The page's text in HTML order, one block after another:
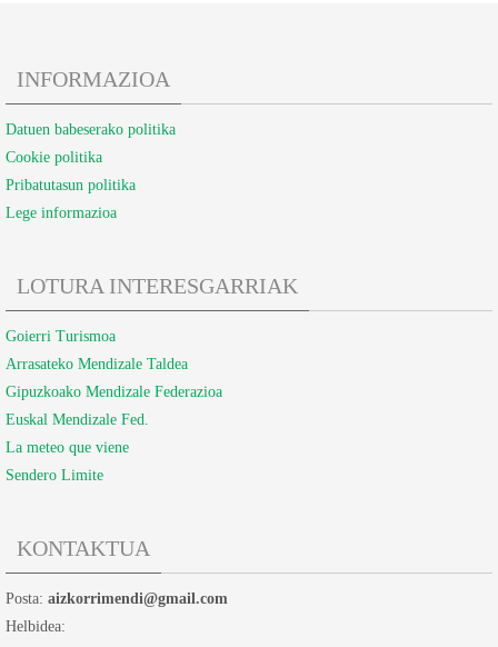
INFORMAZIOA
Datuen babeserako politika
Cookie politika
Pribatutasun politika
Lege informazioa
LOTURA INTERESGARRIAK
Goierri Turismoa
Arrasateko Mendizale Taldea
Gipuzkoako Mendizale Federazioa
Euskal Mendizale Fed.
La meteo que viene
Sendero Limite
KONTAKTUA
Posta: aizkorrimendi@gmail.com
Helbidea: